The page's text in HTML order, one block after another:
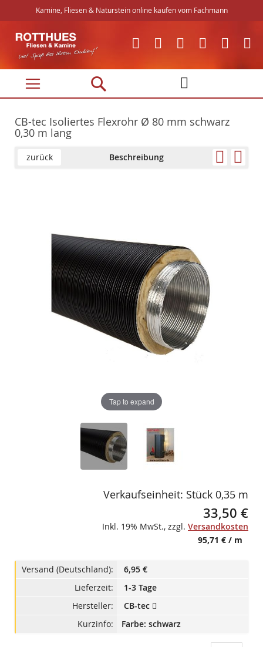
Kamine, Fliesen & Naturstein online kaufen vom Fachmann
Direkt
zum
Inhalt
CB-tec Isoliertes Flexrohr Ø 80 mm schwarz
0,30 m lang
zurück Beschreibung
Tap to expand
Verkaufseinheit: Stück 0,35 m
33,50 €
Inkl. 19% MwSt., zzgl. Versandkosten
95,71 € / m
Versand (Deutschland):
6,95 €
Lieferzeit:
1-3 Tage
Hersteller:
CB-tec
Kurzinfo:
Farbe: schwarz